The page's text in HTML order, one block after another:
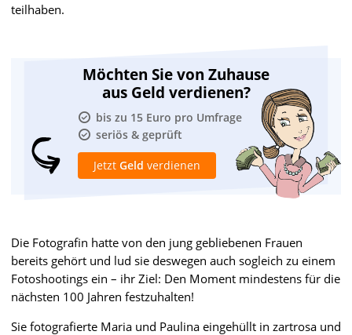
teilhaben.
Möchten Sie von Zuhause
aus Geld verdienen?
bis zu 15 Euro pro Umfrage
seriös & geprüft
Jetzt Geld verdienen
Die Fotografin hatte von den jung gebliebenen Frauen
bereits gehört und lud sie deswegen auch sogleich zu einem
Fotoshootings ein – ihr Ziel: Den Moment mindestens für die
nächsten 100 Jahren festzuhalten!
Sie fotografierte Maria und Paulina eingehüllt in zartrosa und